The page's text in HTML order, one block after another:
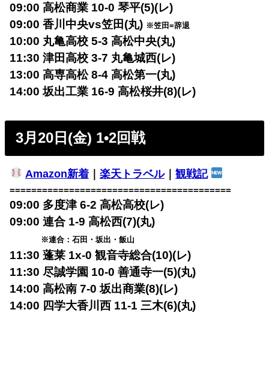
09:00 高松商業 10-0 琴平(5)(レ)
09:00 香川中央vs笠田(丸) ※笠田=辞退
10:00 丸亀高校 5-3 高松中央(丸)
11:30 津田高校 3-7 丸亀城西(レ)
13:00 高専高松 8-4 高松第一(丸)
14:00 坂出工業 16-9 高松桜井(8)(レ)
3月20日(金) 1•2回戦
Amazon新着｜ 楽天トラベル｜ 観戦記
=========================================
09:00 多度津 6-2 高松高校(レ)
09:00 連合 1-9 高松西(7)(丸)
※連合：石田・坂出・飯山
11:30 蓬莱 1x-0 観音寺総合(10)(レ)
11:30 尽誠学園 10-0 善通寺一(5)(丸)
14:00 高松南 7-0 坂出商業(8)(レ)
14:00 四学大香川西 11-1 三木(6)(丸)